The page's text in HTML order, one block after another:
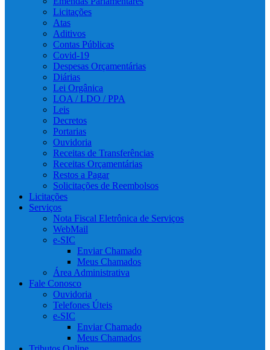
Licitações
Atas
Aditivos
Contas Públicas
Covid-19
Despesas Orçamentárias
Diárias
Lei Orgânica
LOA / LDO / PPA
Leis
Decretos
Portarias
Ouvidoria
Receitas de Transferências
Receitas Orçamentárias
Restos a Pagar
Solicitações de Reembolsos
Licitações
Serviços
Nota Fiscal Eletrônica de Serviços
WebMail
e-SIC
Enviar Chamado
Meus Chamados
Área Administrativa
Fale Conosco
Ouvidoria
Telefones Úteis
e-SIC
Enviar Chamado
Meus Chamados